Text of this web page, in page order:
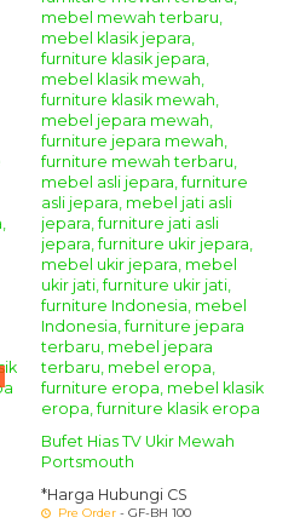
Bufet Hias TV Ukir Mewah
Portsmouth
*Harga Hubungi CS
Pre Order - GF-BH 100